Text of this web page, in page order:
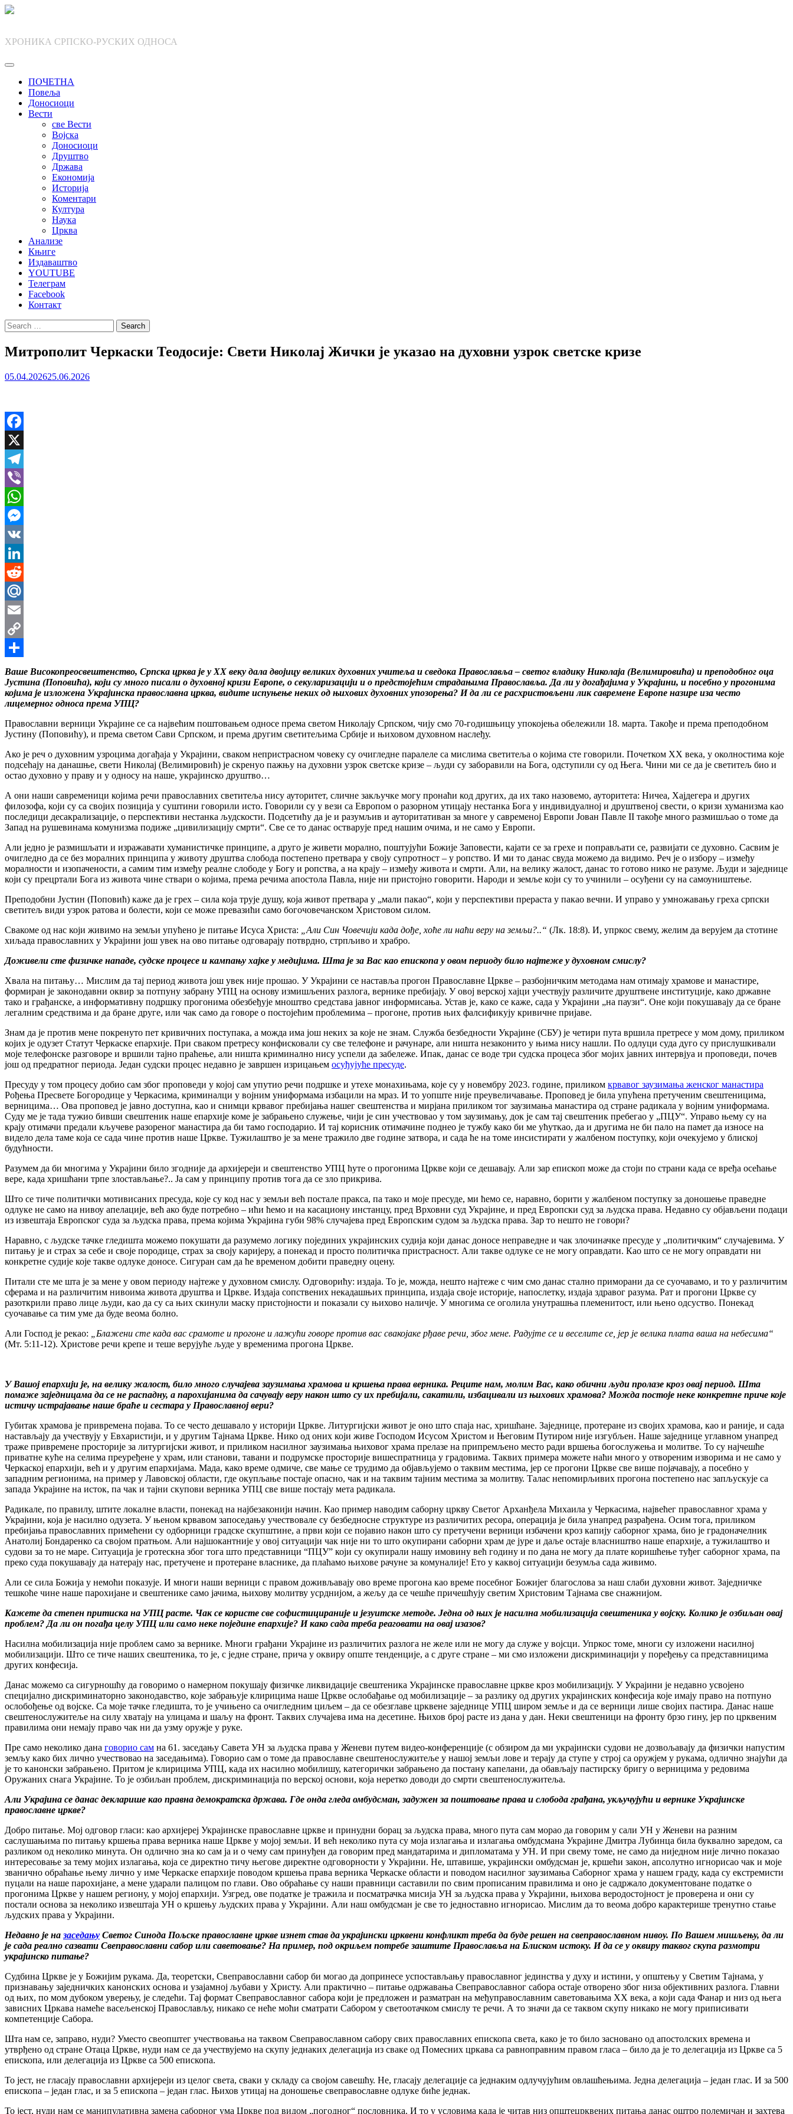
Skip
ХРОНИКА СРПСКО-РУСКИХ ОДНОСА
ПОЧЕТНА
Повеља
Доносиоци
Вести
све Вести
Војска
Доносиоци
Друштво
Држава
Економија
Историја
Коментари
Култура
Наука
Црква
Анализе
Књиге
Издаваштво
YOUTUBE
Телеграм
Facebook
Контакт
Search
for:
Митрополит Черкаски Теодосије: Свети Николај Жички је указао на духовни узрок светске кризе
05.04.202625.06.2026
Facebook
X
Telegram
Viber
WhatsApp
Messenger
VK
LinkedIn
Reddit
Mail.Ru
Email
Copy
Link
Share
Ваше Високопреосвештенство, Српска црква је у XX веку дала двојицу великих духовних учитеља и сведока Православља – светог владику Николаја (Велимировића) и преподобног оца
Јустина (Поповића), који су много писали о духовној кризи Европе, о секуларизацији и о предстојећим страдањима Православља. Да ли у догађајима у Украјини, и посебно у прогонима
којима је изложена Украјинска православна црква, видите испуњење неких од њихових духовних упозорења? И да ли се расхристовљени лик савремене Европе назире иза често
лицемерног односа према УПЦ?
Православни верници Украјине се са највећим поштовањем односе према светом Николају Српском, чију смо 70-годишњицу упокојења обележили 18. марта. Такође и према преподобном
Јустину (Поповићу), и према светом Сави Српском, и према другим светитељима Србије и њиховом духовном наслеђу.
Ако је реч о духовним узроцима догађаја у Украјини, сваком непристрасном човеку су очигледне паралеле са мислима светитеља о којима сте говорили. Почетком ХХ века, у околностима које
подсећају на данашње, свети Николај (Велимировић) је скренуо пажњу на духовни узрок светске кризе – људи су заборавили на Бога, одступили су од Њега. Чини ми се да је светитељ био и
остао духовно у праву и у односу на наше, украјинско друштво…
А они наши савременици којима речи православних светитеља нису ауторитет, сличне закључке могу пронаћи код других, да их тако назовемо, ауторитета: Ничеа, Хајдегера и других
филозофа, који су са својих позиција у суштини говорили исто. Говорили су у вези са Европом о разорном утицају нестанка Бога у индивидуалној и друштвеној свести, о кризи хуманизма као
последици десакрализације, о перспективи нестанка људскости. Подсетићу да је и разумљив и ауторитативан за многе у савременој Европи Јован Павле II такође много размишљао о томе да
Запад на рушевинама комунизма подиже „цивилизацију смрти“. Све се то данас остварује пред нашим очима, и не само у Европи.
Али једно је размишљати и изражавати хуманистичке принципе, а друго је живети морално, поштујући Божије Заповести, кајати се за грехе и поправљати се, развијати се духовно. Сасвим је
очигледно да се без моралних принципа у животу друштва слобода постепено претвара у своју супротност – у ропство. И ми то данас свуда можемо да видимо. Реч је о избору – између
моралности и изопачености, а самим тим између реалне слободе у Богу и ропства, а на крају – између живота и смрти. Али, на велику жалост, данас то готово нико не разуме. Људи и заједнице
који су прецртали Бога из живота чине ствари о којима, према речима апостола Павла, није ни пристојно говорити. Народи и земље који су то учинили – осуђени су на самоуништење.
Преподобни Јустин (Поповић) каже да је грех – сила која трује душу, која живот претвара у „мали пакао“, који у перспективи прераста у пакао вечни. И управо у умножавању греха српски
светитељ види узрок ратова и болести, који се може превазићи само богочовечанском Христовом силом.
Свакоме од нас који живимо на земљи упућено је питање Исуса Христа: „Али Син Човечији када дође, хоће ли наћи веру на земљи?..“ (Лк. 18:8). И, упркос свему, желим да верујем да стотине
хиљада православних у Украјини још увек на ово питање одговарају потврдно, стрпљиво и храбро.
Доживели сте физичке нападе, судске процесе и кампању хајке у медијима. Шта је за Вас као епископа у овом периоду било најтеже у духовном смислу?
Хвала на питању… Мислим да тај период живота још увек није прошао. У Украјини се наставља прогон Православне Цркве – разбојничким методама нам отимају храмове и манастире,
формиран је законодавни оквир за потпуну забрану УПЦ на основу измишљених разлога, вернике пребијају. У овој верској хајци учествују различите друштвене институције, како државне
тако и грађанске, а информативну подршку прогонима обезбеђује мноштво средстава јавног информисања. Устав је, како се каже, сада у Украјини „на паузи“. Оне који покушавају да се бране
легалним средствима и да бране друге, или чак само да говоре о постојећим проблемима – прогоне, против њих фалсификују кривичне пријаве.
Знам да је против мене покренуто пет кривичних поступака, а можда има још неких за које не знам. Служба безбедности Украјине (СБУ) је четири пута вршила претресе у мом дому, приликом
којих је одузет Статут Черкаске епархије. При сваком претресу конфисковали су све телефоне и рачунаре, али ништа незаконито у њима нису нашли. По одлуци суда дуго су прислушкивали
моје телефонске разговоре и вршили тајно праћење, али ништа криминално нису успели да забележе. Ипак, данас се воде три судска процеса због мојих јавних интервјуа и проповеди, почев
још од предратног периода. Један судски процес недавно је завршен изрицањем осуђујуће пресуде.
Пресуду у том процесу добио сам због проповеди у којој сам упутио речи подршке и утехе монахињама, које су у новембру 2023. године, приликом крвавог заузимања женског манастира
Рођења Пресвете Богородице у Черкасима, криминалци у војним униформама избацили на мраз. И то уопште није преувеличавање. Проповед је била упућена претученим свештеницима,
верницима… Ова проповед је јавно доступна, као и снимци крвавог пребијања нашег свештенства и мирјана приликом тог заузимања манастира од стране радикала у војним униформама.
Суду ме је тада тужио бивши свештеник наше епархије коме је забрањено служење, чији је син учествовао у том заузимању, док је сам тај свештеник пребегао у „ПЦУ“. Управо њему су на
крају отимачи предали кључеве разореног манастира да би тамо господарио. И тај корисник отимачине поднео је тужбу како би ме ућуткао, да и другима не би пало на памет да износе на
видело дела таме која се сада чине против наше Цркве. Тужилаштво је за мене тражило две године затвора, и сада ће на томе инсистирати у жалбеном поступку, који очекујемо у блиској
будућности.
Разумем да би многима у Украјини било згодније да архијереји и свештенство УПЦ ћуте о прогонима Цркве који се дешавају. Али зар епископ може да стоји по страни када се вређа осећање
вере, када хришћани трпе злостављање?.. Ја сам у принципу против тога да се зло прикрива.
Што се тиче политички мотивисаних пресуда, које су код нас у земљи већ постале пракса, па тако и моје пресуде, ми ћемо се, наравно, борити у жалбеном поступку за доношење праведне
одлуке не само на нивоу апелације, већ ако буде потребно – ићи ћемо и на касациону инстанцу, пред Врховни суд Украјине, и пред Европски суд за људска права. Недавно су објављени подаци
из извештаја Европског суда за људска права, према којима Украјина губи 98% случајева пред Европским судом за људска права. Зар то нешто не говори?
Наравно, с људске тачке гледишта можемо покушати да разумемо логику појединих украјинских судија који данас доносе неправедне и чак злочиначке пресуде у „политичким“ случајевима. У
питању је и страх за себе и своје породице, страх за своју каријеру, а понекад и просто политичка пристрасност. Али такве одлуке се не могу оправдати. Као што се не могу оправдати ни
конкретне судије које такве одлуке доносе. Сигуран сам да ће временом добити праведну оцену.
Питали сте ме шта је за мене у овом периоду најтеже у духовном смислу. Одговорићу: издаја. То је, можда, нешто најтеже с чим смо данас стално приморани да се суочавамо, и то у различитим
сферама и на различитим нивоима живота друштва и Цркве. Издаја сопствених некадашњих принципа, издаја своје историје, напослетку, издаја здравог разума. Рат и прогони Цркве су
разоткрили право лице људи, као да су са њих скинули маску пристојности и показали су њихово наличје. У многима се оголила унутрашња племенитост, или њено одсуство. Понекад
суочавање са тим уме да буде веома болно.
Али Господ је рекао:
„Блажени сте када вас срамоте и прогоне и лажући говоре против вас свакојаке рђаве речи, због мене. Радујте се и веселите се, јер је велика плата ваша на небесима“
(Мт. 5:11-12). Христове речи крепе и теше верујуће људе у временима прогона Цркве.
У Вашој епархији је, на велику жалост, било много случајева заузимања храмова и кршења права верника. Реците нам, молим Вас, како обични људи пролазе кроз овај период. Шта
помаже заједницама да се не распадну, а парохијанима да сачувају веру након што су их пребијали, сакатили, избацивали из њихових храмова? Можда постоје неке конкретне приче које
истичу истрајавање наше браће и сестара у Православној вери?
Губитак храмова је привремена појава. То се често дешавало у историји Цркве. Литургијски живот је оно што спаја нас, хришћане. Заједнице, протеране из својих храмова, као и раније, и сада
настављају да учествују у Евхаристији, и у другим Тајнама Цркве. Нико од оних који живе Господом Исусом Христом и Његовим Путиром није изгубљен. Наше заједнице углавном унапред
траже привремене просторије за литургијски живот, и приликом насилног заузимања њиховог храма прелазе на припремљено место ради вршења богослужења и молитве. То су најчешће
приватне куће на селима преуређене у храм, или станови, тавани и подрумске просторије вишеспратница у градовима. Таквих примера можете наћи много у отвореним изворима и не само у
Черкаској епархији, већ и у другим епархијама. Мада, како време одмиче, све мање се трудимо да објављујемо о таквим местима, јер се прогони Цркве све више појачавају, а посебно у
западним регионима, на пример у Лавовској области, где окупљање постаје опасно, чак и на таквим тајним местима за молитву. Талас непомирљивих прогона постепено нас запљускује са
запада Украјине на исток, па чак и тајни скупови верника УПЦ све више постају мета радикала.
Радикале, по правилу, штите локалне власти, понекад на најбезаконији начин. Као пример наводим саборну цркву Светог Арханђела Михаила у Черкасима, највећег православног храма у
Украјини, која је насилно одузета. У њеном крвавом запоседању учествовале су безбедносне структуре из различитих ресора, операција је била унапред разрађена. Осим тога, приликом
пребијања православних примећени су одборници градске скупштине, а први који се појавио након што су претучени верници избачени кроз капију саборног храма, био је градоначелник
Анатолиј Бондаренко са својом пратњом. Али најшокантније у овој ситуацији чак није ни то што окупирани саборни храм де јуре и даље остаје власништво наше епархије, а тужилаштво и
судови за то не маре. Ситуација је гротескна због тога што представници “ПЦУ” који су окупирали нашу имовину већ годину и по дана не могу да плате коришћење туђег саборног храма, па
преко суда покушавају да натерају нас, претучене и протеране власнике, да плаћамо њихове рачуне за комуналије! Ето у каквој ситуацији безумља сада живимо.
Али се сила Божија у немоћи показује. И многи наши верници с правом доживљавају ово време прогона као време посебног Божијег благослова за наш слаби духовни живот. Заједничке
тешкоће чине наше парохијане и свештенике само јачима, њихову молитву усрднијом, а жељу да се чешће причешћују светим Христовим Тајнама све снажнијом.
Кажете да степен притиска на УПЦ расте. Чак се користе све софистицираније и језуитске методе. Једна од њих је насилна мобилизација свештеника у војску. Колико је озбиљан овај
проблем? Да ли он погађа целу УПЦ или само неке поједине епархије? И како сада треба реаговати на овај изазов?
Насилна мобилизација није проблем само за вернике. Многи грађани Украјине из различитих разлога не желе или не могу да служе у војсци. Упркос томе, многи су изложени насилној
мобилизацији. Што се тиче наших свештеника, то је, с једне стране, прича у оквиру опште тенденције, а с друге стране – ми смо изложени дискриминацији у поређењу са представницима
других конфесија.
Данас можемо са сигурношћу да говоримо о намерном покушају физичке ликвидације свештеника Украјинске православне цркве кроз мобилизацију. У Украјини је недавно усвојено
специјално дискриминаторно законодавство, које забрањује клирицима наше Цркве ослобађање од мобилизације – за разлику од других украјинских конфесија које имају право на потпуно
ослобођење од војске. Са моје тачке гледишта, то је учињено са очигледним циљем – да се обезглаве црквене заједнице УПЦ широм земље и да се верници лише својих пастира. Данас наше
свештенослужитеље на силу хватају на улицама и шаљу на фронт. Таквих случајева има на десетине. Њихов број расте из дана у дан. Неки свештеници на фронту брзо гину, јер по црквеним
правилима они немају право чак ни да узму оружје у руке.
Пре само неколико дана говорио сам на 61. заседању Савета УН за људска права у Женеви путем видео-конференције (с обзиром да ми украјински судови не дозвољавају да физички напустим
земљу како бих лично учествовао на заседањима). Говорио сам о томе да православне свештенослужитеље у нашој земљи лове и терају да ступе у строј са оружјем у рукама, одлично знајући да
је то канонски забрањено. Притом је клирицима УПЦ, када их насилно мобилишу, категорички забрањено да постану капелани, да обављају пастирску бригу о верницима у редовима
Оружаних снага Украјине. То је озбиљан проблем, дискриминација по верској основи, која неретко доводи до смрти свештенослужитеља.
Али Украјина се данас декларише као правна демократска држава. Где онда гледа омбудсман, задужен за поштовање права и слобода грађана, укључујући и вернике Украјинске
православне цркве?
Добро питање. Мој одговор гласи: као архијереј Украјинске православне цркве и принудни борац за људска права, много пута сам морао да говорим у сали УН у Женеви на разним
саслушањима по питању кршења права верника наше Цркве у мојој земљи. И већ неколико пута су моја излагања и излагања омбудсмана Украјине Дмитра Лубинца била буквално заредом, са
разликом од неколико минута. Он одлично зна ко сам ја и о чему сам принуђен да говорим пред мандатарима и дипломатама у УН. И при свему томе, не само да ниједном није лично показао
интересовање за тему мојих излагања, која се директно тичу његове директне одговорности у Украјини. Не, штавише, украјински омбудсман је, кршећи закон, апсолутно игнорисао чак и моје
званично обраћање њему лично у име Черкаске епархије поводом кршења права верника Черкаске области и поводом насилног заузимања Саборног храма у нашем граду, када су екстремисти
пуцали на наше парохијане, а мене ударали палицом по глави. Ово обраћање су наши правници саставили по свим прописаним правилима и оно је садржало документоване податке о
прогонима Цркве у нашем региону, у мојој епархији. Узгред, ове податке је тражила и посматрачка мисија УН за људска права у Украјини, њихова веродостојност је проверена и они су
постали основа за неколико извештаја УН о кршењу људских права у Украјини. Али наш омбудсман је све то једноставно игнорисао. Мислим да то веома добро карактерише тренутно стање
људских права у Украјини.
Недавно је на заседању Светог Синода Пољске православне цркве изнет став да украјински црквени конфликт треба да буде решен на свеправославном нивоу. По Вашем мишљењу, да ли
је сада реално сазвати Свеправославни сабор или саветовање? На пример, под окриљем потребе заштите Православља на Блиском истоку. И да се у оквиру таквог скупа размотри
украјинско питање?
Судбина Цркве је у Божијим рукама. Да, теоретски, Свеправославни сабор би могао да допринесе успостављању православног јединства у духу и истини, у општењу у Светим Тајнама, у
признавању заједничких канонских основа и узајамној љубави у Христу. Али практично – питање одржавања Свеправославног сабора остаје отворено због низа објективних разлога. Главни
од њих, по мом дубоком уверењу, је следећи. Тај формат Свеправославног сабора који је предложен и разматран на међуправославним саветовањима ХХ века, а који сада Фанар и низ од њега
зависних Цркава намеће васељенској Православљу, никако се неће моћи сматрати Сабором у светоотачком смислу те речи. А то значи да се таквом скупу никако не могу приписивати
компетенције Сабора.
Шта нам се, заправо, нуди? Уместо свеопштег учествовања на таквом Свеправославном сабору свих православних епископа света, како је то било засновано од апостолских времена и
утврђено од стране Отаца Цркве, нуди нам се да учествујемо на скупу једнаких делегација из сваке од Помесних цркава са равноправним правом гласа – било да је то делегација из Цркве са 5
епископа, или делегација из Цркве са 500 епископа.
То јест, не гласају православни архијереји из целог света, сваки у складу са својом савешћу. Не, гласају делегације са једнаким одлучујућим овлашћењима. Једна делегација – један глас. И за 500
епископа – један глас, и за 5 епископа – један глас. Њихов утицај на доношење свеправославне одлуке биће једнак.
То јест, нуди нам се манипулативна замена саборног ума Цркве под видом „погодног“ пословника. И то у условима када је читав низ општецрквених питања данас оштро полемичан и захтева